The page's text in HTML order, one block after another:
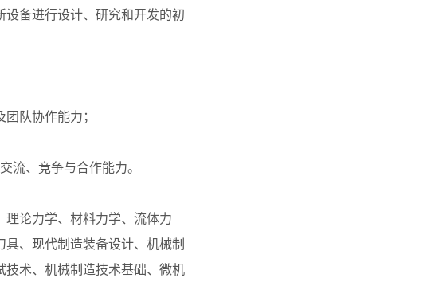
备进行设计、研究和开发的初
队协作能力；
流、竞争与合作能力。
理论力学、材料力学、流体力
、现代制造装备设计、机械制
技术、机械制造技术基础、微机